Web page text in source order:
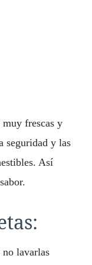
muy frescas y
seguridad y las
Así
no lavarlas